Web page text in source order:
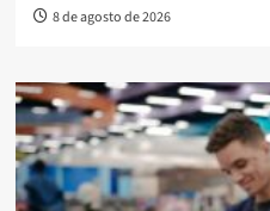
8 de agosto de 2026